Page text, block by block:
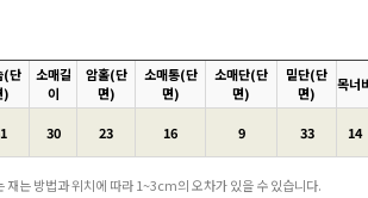
(단
)
소매길
이
암홀(단
면)
소매통(단
면)
소매단(단
면)
밑단(단
면)
목너
30 23 16 9 33 14
재는 방법과 위치에 따라 1~3cm의 오차가 있을 수 있습니다.